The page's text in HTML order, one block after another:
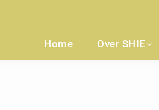
Home Over SHIE